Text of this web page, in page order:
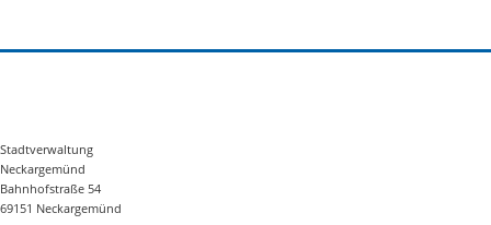
Stadtverwaltung
Neckargemünd
Bahnhofstraße 54
69151 Neckargemünd